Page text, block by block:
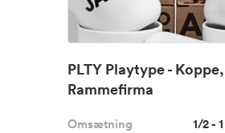
PLTY Playtype -
Rammefirma
Omsætning
1/2 -